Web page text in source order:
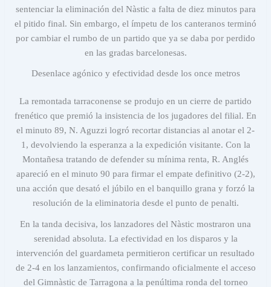
sentenciar la eliminación del Nàstic a falta de diez minutos para
el pitido final. Sin embargo, el ímpetu de los canteranos terminó
por cambiar el rumbo de un partido que ya se daba por perdido
en las gradas barcelonesas.
Desenlace agónico y efectividad desde los once metros
La remontada tarraconense se produjo en un cierre de partido
frenético que premió la insistencia de los jugadores del filial. En
el minuto 89, N. Aguzzi logró recortar distancias al anotar el 2-
1, devolviendo la esperanza a la expedición visitante. Con la
Montañesa tratando de defender su mínima renta, R. Anglés
apareció en el minuto 90 para firmar el empate definitivo (2-2),
una acción que desató el júbilo en el banquillo grana y forzó la
resolución de la eliminatoria desde el punto de penalti.
En la tanda decisiva, los lanzadores del Nàstic mostraron una
serenidad absoluta. La efectividad en los disparos y la
intervención del guardameta permitieron certificar un resultado
de 2-4 en los lanzamientos, confirmando oficialmente el acceso
del Gimnàstic de Tarragona a la penúltima ronda del torneo